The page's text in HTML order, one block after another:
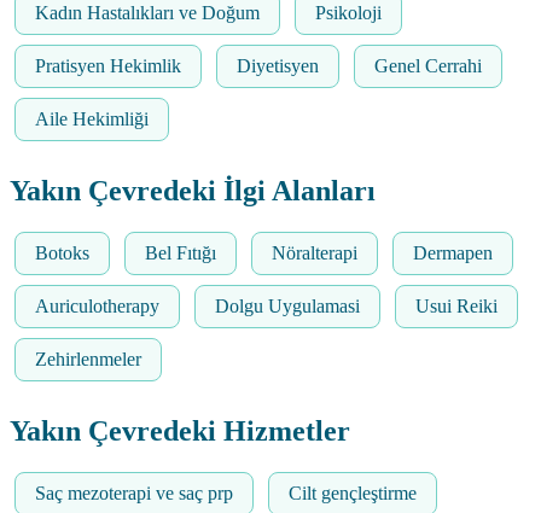
Kadın Hastalıkları ve Doğum Psikoloji
Pratisyen Hekimlik Diyetisyen Genel Cerrahi
Aile Hekimliği
Yakın Çevredeki İlgi Alanları
Botoks Bel Fıtığı Nöralterapi Dermapen
Auriculotherapy Dolgu Uygulamasi Usui Reiki
Zehirlenmeler
Yakın Çevredeki Hizmetler
Saç mezoterapi ve saç prp Cilt gençleştirme